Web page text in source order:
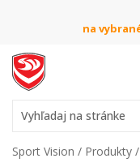
na
Vyhľadaj na stránke
Sport Vision Produkty